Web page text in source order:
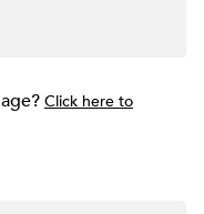
Click here to